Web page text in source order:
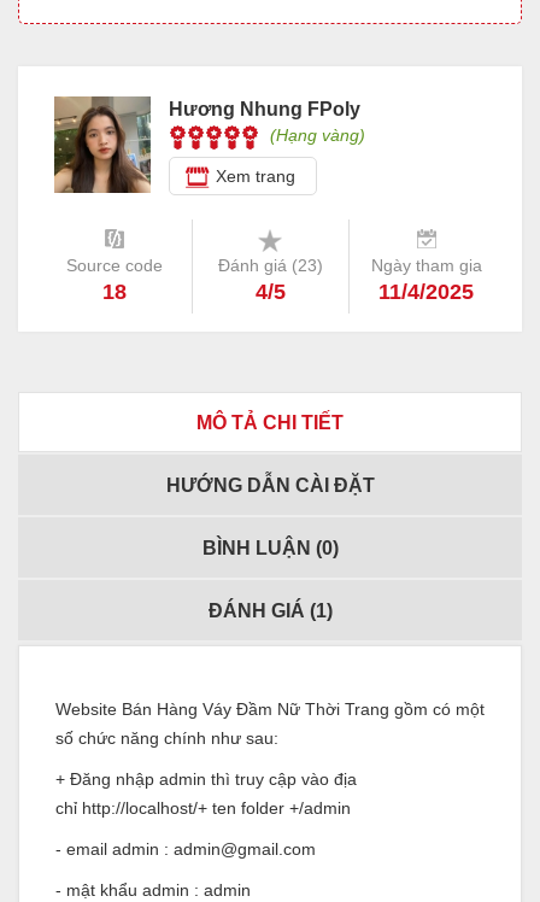
Hương Nhung FPoly
(Hạng vàng)
Xem trang
Source code
18
Đánh giá (23)
4/5
Ngày tham gia
11/4/2025
MÔ TẢ CHI TIẾT
HƯỚNG DẪN CÀI ĐẶT
BÌNH LUẬN (0)
ĐÁNH GIÁ (1)
Website Bán Hàng Váy Đầm Nữ Thời Trang gồm có một
số chức năng chính như sau:
+ Đăng nhập admin thì truy cập vào địa
chỉ http://localhost/+ ten folder +/admin
- email admin : admin@gmail.com
- mật khẩu admin : admin